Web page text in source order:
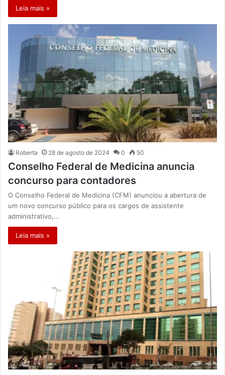
Leia mais »
Roberta 28 de agosto de 2024 0 50
Conselho Federal de Medicina anuncia
concurso para contadores
O Conselho Federal de Medicina (CFM) anunciou a abertura de
um novo concurso público para os cargos de assistente
administrativo,…
Leia mais »